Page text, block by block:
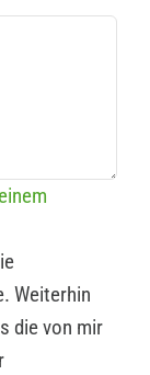
Weiterhin
die von mir